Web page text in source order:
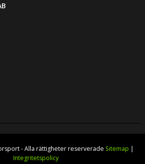
- Alla rättigheter reserverade Sitemap |
Integritetspolicy